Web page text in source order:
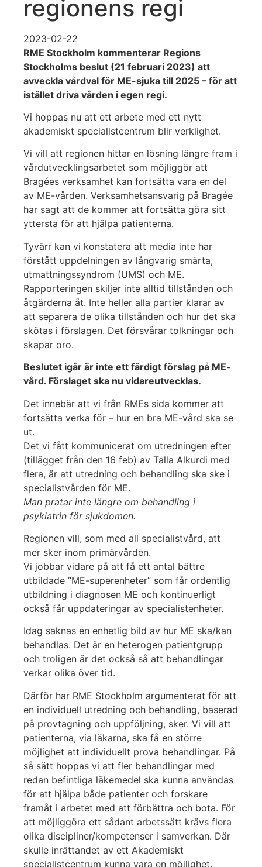
regionens regi
2023-02-22
RME Stockholm kommenterar Regions
Stockholms beslut (21 februari 2023) att
avveckla vårdval för ME-sjuka till 2025 – för att
istället driva vården i egen regi.
Vi hoppas nu att ett arbete med ett nytt
akademiskt specialistcentrum blir verklighet.
Vi vill att regionen hittar en lösning längre fram i
vårdutvecklingsarbetet som möjliggör att
Bragées verksamhet kan fortsätta vara en del
av ME-vården. Verksamhetsansvarig på Bragée
har sagt att de kommer att fortsätta göra sitt
yttersta för att hjälpa patienterna.
Tyvärr kan vi konstatera att media inte har
förstått uppdelningen av långvarig smärta,
utmattningssyndrom (UMS) och ME.
Rapporteringen skiljer inte alltid tillstånden och
åtgärderna åt. Inte heller alla partier klarar av
att separera de olika tillstånden och hur det ska
skötas i förslagen. Det försvårar tolkningar och
skapar oro.
Beslutet igår är inte ett färdigt förslag på ME-
vård. Förslaget ska nu vidareutvecklas.
Det innebär att vi från RMEs sida kommer att
fortsätta verka för – hur en bra ME-vård ska se
ut.
Det vi fått kommunicerat om utredningen efter
(tillägget från den 16 feb) av Talla Alkurdi med
flera, är att utredning och behandling ska ske i
specialistvården för ME.
Man pratar inte längre om behandling i
psykiatrin för sjukdomen.
Regionen vill, som med all specialistvård, att
mer sker inom primärvården.
Vi jobbar vidare på att få ett antal bättre
utbildade ”ME-superenheter” som får ordentlig
utbildning i diagnosen ME och kontinuerligt
också får uppdateringar av specialistenheter.
Idag saknas en enhetlig bild av hur ME ska/kan
behandlas. Det är en heterogen patientgrupp
och troligen är det också så att behandlingar
verkar olika över tid.
Därför har RME Stockholm argumenterat för att
en individuell utredning och behandling, baserad
på provtagning och uppföljning, sker. Vi vill att
patienterna, via läkarna, ska få en större
möjlighet att individuellt prova behandlingar. På
så sätt hoppas vi att fler behandlingar med
redan befintliga läkemedel ska kunna användas
för att hjälpa både patienter och forskare
framåt i arbetet med att förbättra och bota. För
att möjliggöra ett sådant arbetssätt krävs flera
olika discipliner/kompetenser i samverkan. Där
skulle inrättandet av ett Akademiskt
specialistcentrum kunna vara en möjlighet.